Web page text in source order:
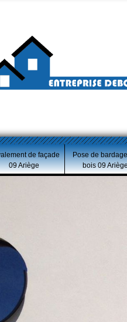
de façade
09 Ariège
Pose de
bois 09